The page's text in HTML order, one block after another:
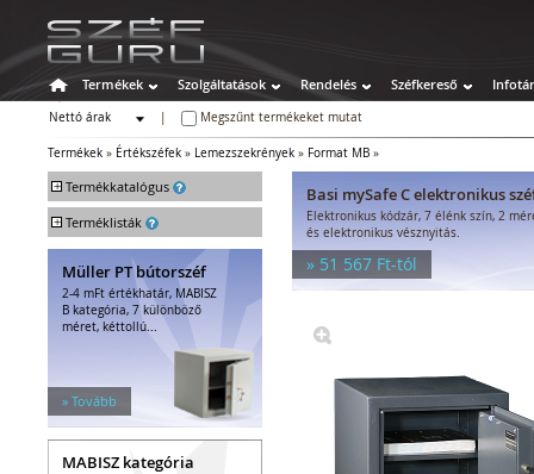
Termékek Szolgáltatások Rendelés Széfkereső Infotár
Nettó árak
Megszűnt termékeket mutat
Termékek » Értékszéfek » Lemezszekrények » Format MB »
+ Termékkatalógus
Széfek
Értékszéfek
Faliszéfek
Padlószéfek
Lemezszekrények
Bedobós értékszéfek
Szuperkasszák
Tűzálló széfek
Speciális széfek
+ Terméklisták
Müller PT bútorszéf
2-4 mFt értékhatár, MABISZ
B kategória, 7 különböző
méret, kéttollú...
» Tovább
MABISZ kategória
Basi mySafe C elektronikus
Elektronikus kódzár, 7 élénk szín, 2
és elektronikus vésznyitás.
» 51 567 Ft-tól